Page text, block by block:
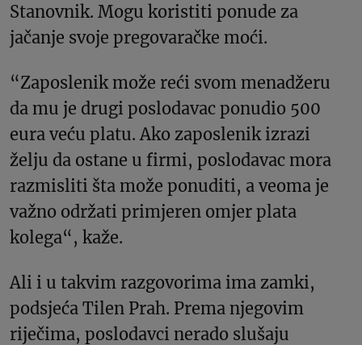
Stanovnik. Mogu koristiti ponude za
jačanje svoje pregovaračke moći.
“Zaposlenik može reći svom menadžeru
da mu je drugi poslodavac ponudio 500
eura veću platu. Ako zaposlenik izrazi
želju da ostane u firmi, poslodavac mora
razmisliti šta može ponuditi, a veoma je
važno održati primjeren omjer plata
kolega“, kaže.
Ali i u takvim razgovorima ima zamki,
podsjeća Tilen Prah. Prema njegovim
riječima, poslodavci nerado slušaju